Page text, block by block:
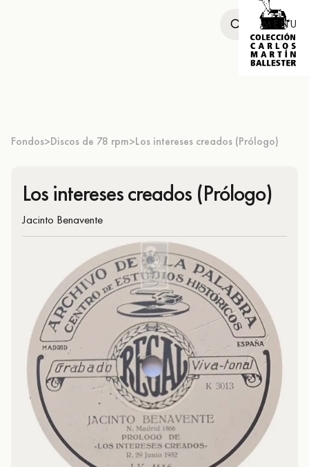
MENU
Fondos>Discos de 78 rpm>Los intereses creados (Prólogo)
Los intereses creados (Prólogo)
Jacinto Benavente